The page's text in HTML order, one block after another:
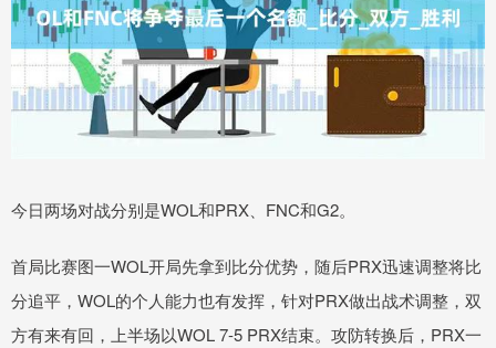
今日两场对战分别是WOL和PRX、FNC和G2。
首局比赛图一WOL开局先拿到比分优势，随后PRX迅速调整将比
分追平，WOL的个人能力也有发挥，针对PRX做出战术调整，双
方有来有回，上半场以WOL 7-5 PRX结束。攻防转换后，PRX一